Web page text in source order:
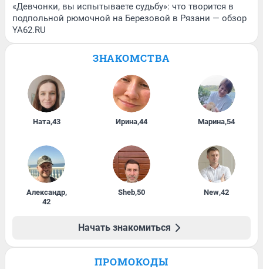
«Девчонки, вы испытываете судьбу»: что творится в
подпольной рюмочной на Березовой в Рязани — обзор
YA62.RU
ЗНАКОМСТВА
Ната,43 Ирина,44 Марина,54
Александр,
42
Sheb,50 New,42
Начать знакомиться
ПРОМОКОДЫ